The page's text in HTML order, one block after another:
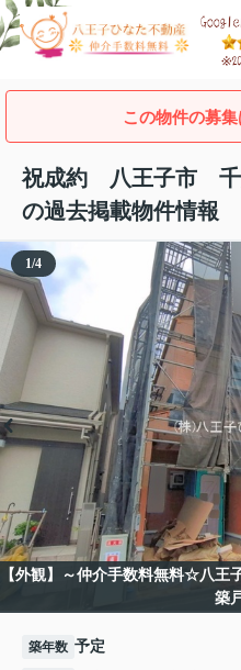
この物件の募集
祝成約 八王子市
の過去掲載物件情報
【外観】～仲介手数料無料☆八
築
1/4
築年数 予定